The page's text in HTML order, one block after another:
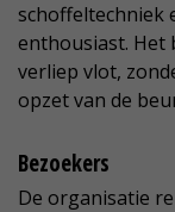
schoffeltechniek
enthousiast. Het
verliep vlot,
opzet van de
Bezoekers
De organisatie